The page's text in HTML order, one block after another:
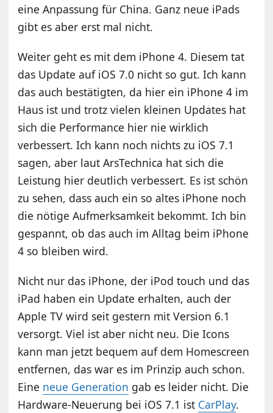
eine Anpassung für China. Ganz neue iPads
gibt es aber erst mal nicht.
Weiter geht es mit dem iPhone 4. Diesem tat
das Update auf iOS 7.0 nicht so gut. Ich kann
das auch bestätigten, da hier ein iPhone 4 im
Haus ist und trotz vielen kleinen Updates hat
sich die Performance hier nie wirklich
verbessert. Ich kann noch nichts zu iOS 7.1
sagen, aber laut ArsTechnica hat sich die
Leistung hier deutlich verbessert. Es ist schön
zu sehen, dass auch ein so altes iPhone noch
die nötige Aufmerksamkeit bekommt. Ich bin
gespannt, ob das auch im Alltag beim iPhone
4 so bleiben wird.
Nicht nur das iPhone, der iPod touch und das
iPad haben ein Update erhalten, auch der
Apple TV wird seit gestern mit Version 6.1
versorgt. Viel ist aber nicht neu. Die Icons
kann man jetzt bequem auf dem Homescreen
entfernen, das war es im Prinzip auch schon.
Eine neue Generation gab es leider nicht. Die
Hardware-Neuerung bei iOS 7.1 ist CarPlay.